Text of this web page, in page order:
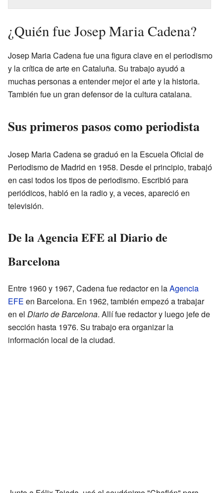
¿Quién fue Josep Maria Cadena?
Josep Maria Cadena fue una figura clave en el periodismo
y la crítica de arte en Cataluña. Su trabajo ayudó a
muchas personas a entender mejor el arte y la historia.
También fue un gran defensor de la cultura catalana.
Sus primeros pasos como periodista
Josep Maria Cadena se graduó en la Escuela Oficial de
Periodismo de Madrid en 1958. Desde el principio, trabajó
en casi todos los tipos de periodismo. Escribió para
periódicos, habló en la radio y, a veces, apareció en
televisión.
De la Agencia EFE al Diario de
Barcelona
Entre 1960 y 1967, Cadena fue redactor en laAgencia
EFE en Barcelona. En 1962, también empezó a trabajar
en el Diario de Barcelona. Allí fue redactor y luego jefe de
sección hasta 1976. Su trabajo era organizar la
información local de la ciudad.